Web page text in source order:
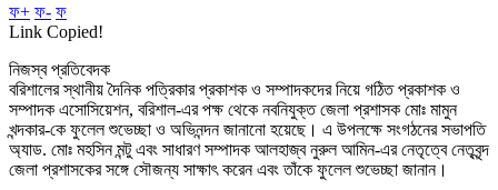
ফ+ ফ- ফ
Link Copied!
নিজস্ব প্রতিবেদক
বরিশালের স্থানীয় দৈনিক পত্রিকার প্রকাশক ও সম্পাদকদের নিয়ে গঠিত প্রকাশক ও
সম্পাদক এসোসিয়েশন, বরিশাল-এর পক্ষ থেকে নবনিযুক্ত জেলা প্রশাসক মোঃ মামুন
খন্দকার-কে ফুলেল শুভেচ্ছা ও অভিনন্দন জানানো হয়েছে। এ উপলক্ষে সংগঠনের সভাপতি
অ্যাড. মোঃ মহসিন মন্টু এবং সাধারণ সম্পাদক আলহাজ্ব নুরুল আমিন-এর নেতৃত্বে নেতৃবৃন্দ
জেলা প্রশাসকের সঙ্গে সৌজন্য সাক্ষাৎ করেন এবং তাঁকে ফুলেল শুভেচ্ছা জানান।